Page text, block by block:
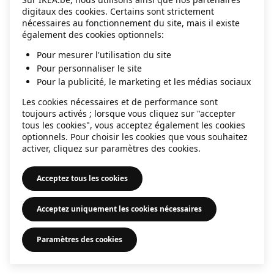
information).
digitaux des cookies. Certains sont strictement
nécessaires au fonctionnement du site, mais il existe
également des cookies optionnels:
Pour mesurer l'utilisation du site
Pour personnaliser le site
Pour la publicité, le marketing et les médias sociaux
Les cookies nécessaires et de performance sont
toujours activés ; lorsque vous cliquez sur "accepter
tous les cookies", vous acceptez également les cookies
optionnels. Pour choisir les cookies que vous souhaitez
activer, cliquez sur paramètres des cookies.
Acceptez tous les cookies
Acceptez uniquement les cookies nécessaires
Paramètres des cookies